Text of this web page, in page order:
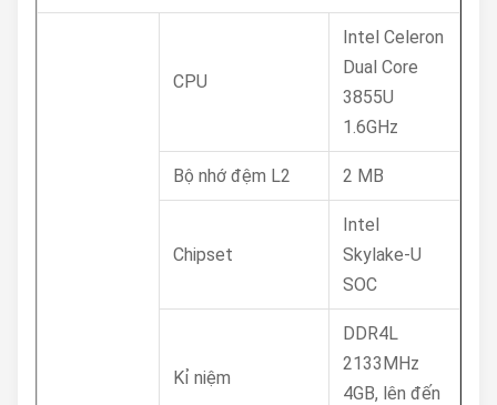
CPU
Intel Celeron
Dual Core
3855U
1.6GHz
Bộ nhớ đệm L2 2 MB
Chipset
Intel
Skylake-U
SOC
Kỉ niệm
DDR4L
2133MHz
4GB, lên đến